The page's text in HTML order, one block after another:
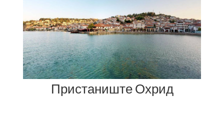
Пристаниште Охрид